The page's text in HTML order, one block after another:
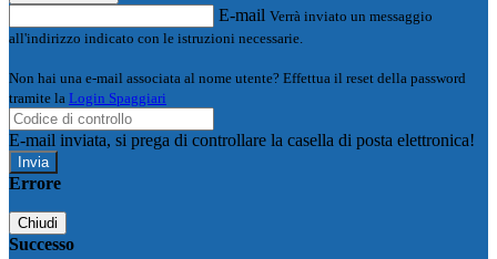
E-mail Verrà inviato un messaggio
all'indirizzo indicato con le istruzioni necessarie.
Non hai una e-mail associata al nome utente? Effettua il reset della password
tramite la Login Spaggiari
E-mail inviata, si prega di controllare la casella di posta elettronica!
Errore
Chiudi
Successo